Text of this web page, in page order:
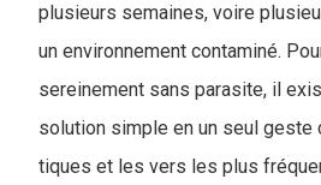
plusieurs semaines, voire
un environnement contaminé.
sereinement sans parasite, il
solution simple en un seul geste
tiques et les vers les plus